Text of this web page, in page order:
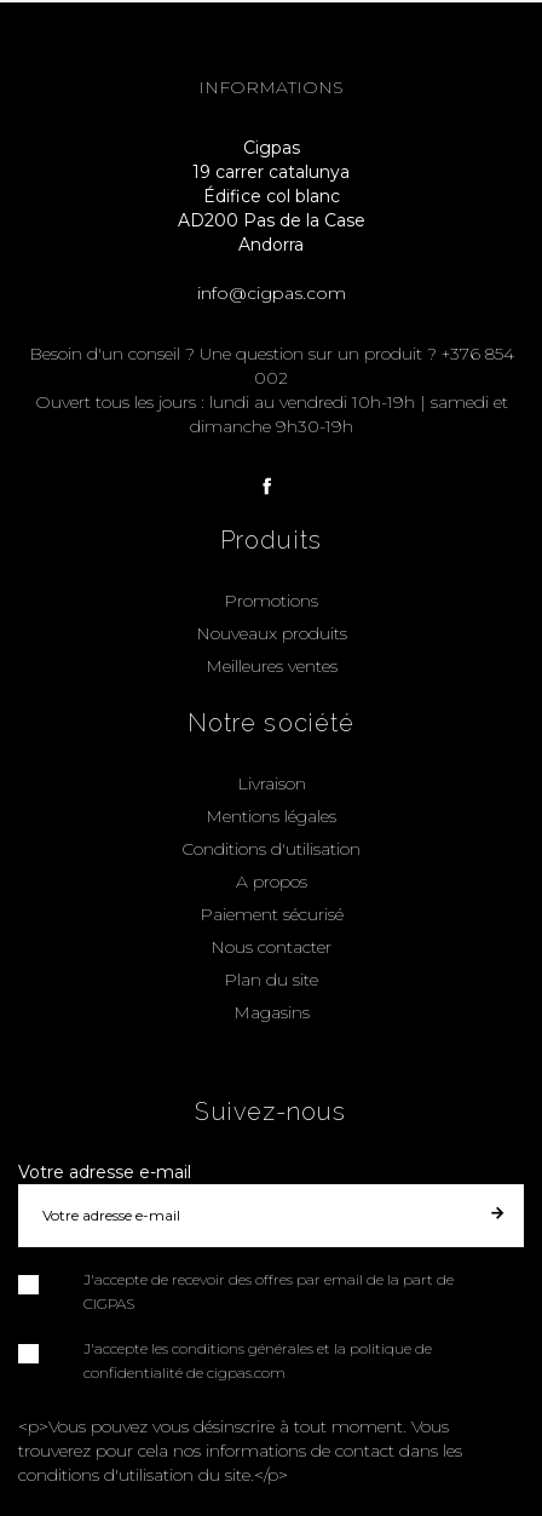
INFORMATIONS
Cigpas
19 carrer catalunya
Édifice col blanc
AD200 Pas de la Case
Andorra
info@cigpas.com
Besoin d'un conseil ? Une question sur un produit ? +376 854
002
Ouvert tous les jours : lundi au vendredi 10h-19h | samedi et
dimanche 9h30-19h
Produits
Promotions
Nouveaux produits
Meilleures ventes
Notre société
Livraison
Mentions légales
Conditions d'utilisation
A propos
Paiement sécurisé
Nous contacter
Plan du site
Magasins
Suivez-nous
Votre adresse e-mail
J'accepte de recevoir des offres par email de la part de
CIGPAS
J'accepte les conditions générales et la politique de
confidentialité de cigpas.com
<p>Vous pouvez vous désinscrire à tout moment. Vous
trouverez pour cela nos informations de contact dans les
conditions d'utilisation du site.</p>